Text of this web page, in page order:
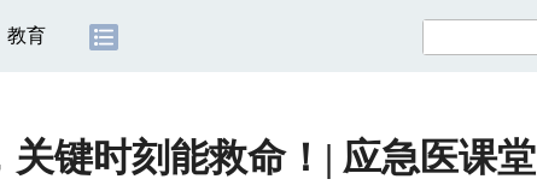
教育
键时刻能救命！| 应急医课堂